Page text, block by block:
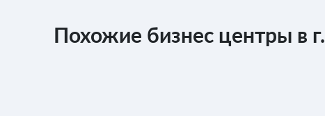
Похожие бизнес центры в г.